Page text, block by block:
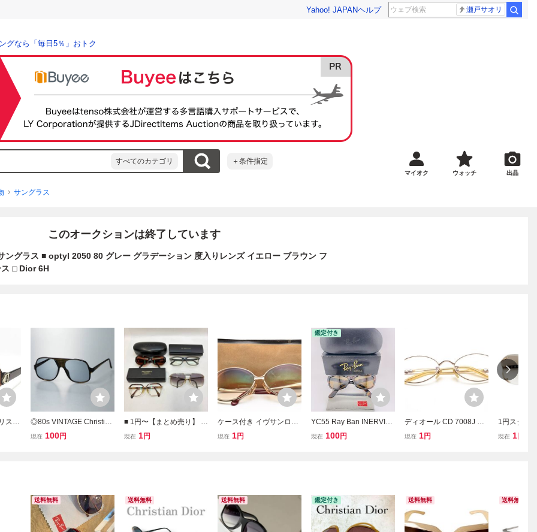
Yahoo! JAPANヘルプ 瀬戸サオリ
グなら「毎日5％」おトク
すべてのカテゴリ ＋条件指定
マイオク ウォッチ 出品
サングラス
このオークションは終了しています
ングラス ■ optyl 2050 80 グレー グラデーション 度入りレンズ イエロー ブラウン フ
□ Dior 6H
スチ
◎80s VINTAGE Christian
Dior Monsieur ドイツ製 2
現在 100円
■ 1円〜【まとめ売り】 眼
鏡 サングラス 4点 まとめ
現在 1円
ケース付き イヴサンロー
ラン 度入り サングラス 3
現在 1円
鑑定付き
YC55 Ray Ban INERVIE
W B-15 80s90s ボシュロ
現在 100円
ディオール CD 7008J 度
入り メガネ Christian Dio
現在 1円
1円スター
Dior ディオ
現在 1
送料無料 送料無料 送料無料 鑑定付き 送料無料 送料無料